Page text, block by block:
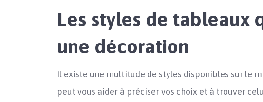
Les styles de tableaux
une décoration
Il existe une multitude de styles disponibles sur le
peut vous aider à préciser vos choix et à trouver